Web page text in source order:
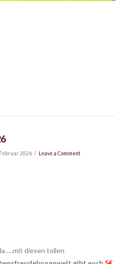
2026 Leave a Comment
diesen tollen